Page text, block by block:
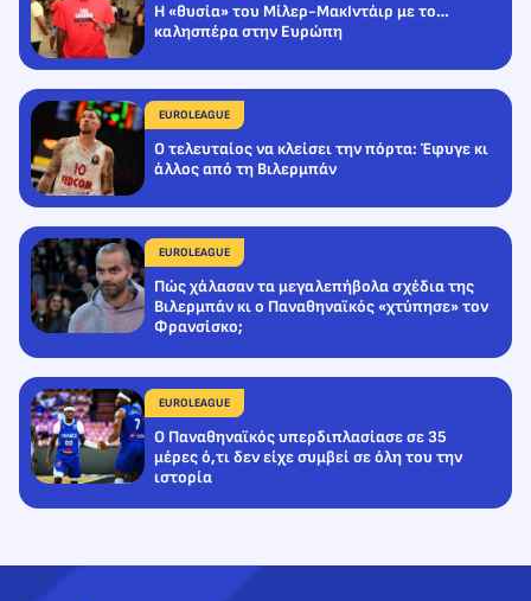
Η «θυσία» του Μίλερ-ΜακΙντάιρ με το…
καλησπέρα στην Ευρώπη
EUROLEAGUE
Ο τελευταίος να κλείσει την πόρτα: Έφυγε κι
άλλος από τη Βιλερμπάν
EUROLEAGUE
Πώς χάλασαν τα μεγαλεπήβολα σχέδια της
Βιλερμπάν κι ο Παναθηναϊκός «χτύπησε» τον
Φρανσίσκο;
EUROLEAGUE
Ο Παναθηναϊκός υπερδιπλασίασε σε 35
μέρες ό,τι δεν είχε συμβεί σε όλη του την
ιστορία